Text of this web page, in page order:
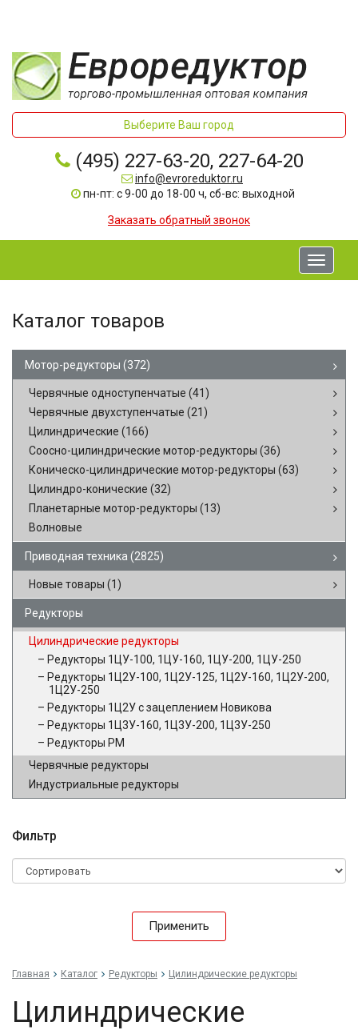
Выберите Ваш город
(495) 227-63-20, 227-64-20
info@evroreduktor.ru
пн-пт: с 9-00 до 18-00 ч, сб-вс: выходной
Заказать обратный звонок
Toggle
Каталог товаров
Мотор-редукторы (372)
Червячные одноступенчатые (41)
Червячные двухступенчатые (21)
Цилиндрические (166)
Соосно-цилиндрические мотор-редукторы (36)
Коническо-цилиндрические мотор-редукторы (63)
Цилиндро-конические (32)
Планетарные мотор-редукторы (13)
Волновые
Приводная техника (2825)
Новые товары (1)
Редукторы
Цилиндрические редукторы
Редукторы 1ЦУ-100, 1ЦУ-160, 1ЦУ-200, 1ЦУ-250
Редукторы 1Ц2У-100, 1Ц2У-125, 1Ц2У-160, 1Ц2У-200,
1Ц2У-250
Редукторы 1Ц2У с зацеплением Новикова
Редукторы 1Ц3У-160, 1Ц3У-200, 1Ц3У-250
Редукторы РМ
Червячные редукторы
Индустриальные редукторы
Фильтр
Применить
Главная Каталог Редукторы Цилиндрические редукторы
Цилиндрические